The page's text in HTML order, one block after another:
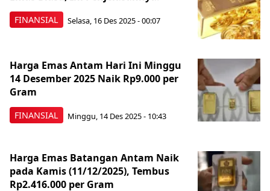
FINANSIAL Selasa, 16 Des 2025 - 00:07
FINANSIAL
Harga Emas Antam Hari Ini Minggu
14 Desember 2025 Naik Rp9.000 per
Gram
Minggu, 14 Des 2025 - 10:43
Harga Emas Batangan Antam Naik
pada Kamis (11/12/2025), Tembus
Rp2.416.000 per Gram